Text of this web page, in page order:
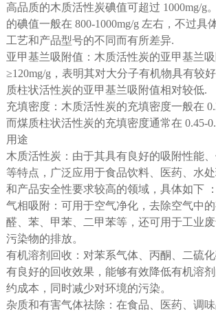
高品质的木质活性炭碘值可超过 1000mg/g
的碘值一般在 800-1000mg/g 左右，不过具
工艺和产品型号的不同而有所差异.
亚甲基兰吸附值：木质活性炭的亚甲基兰
≥120mg/g，表明其对大分子有机物具有较
质柱状活性炭的亚甲基兰吸附值相对较低.
充填密度：木质活性炭的充填密度一般在
而煤质柱状活性炭的充填密度通常在 0.45-
用途
木质活性炭：由于其具有良好的吸附性能
等特点，广泛应用于食品饮料、医药、水
和产品安全性要求较高的领域，具体如下 ：
气相吸附：可用于空气净化，去除空气中
醛、苯、甲苯、二甲苯等，还可用于工业
污染物的排放。
有机溶剂回收：对苯系气体、丙酮、二硫
有良好的回收效果，能够有效降低有机溶
约成本，同时减少对环境的污染。
杂质和有害气体祛除：在食品、医药、调